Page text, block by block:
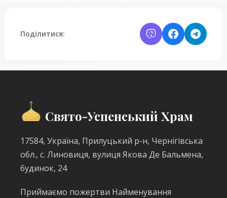
Поділитися:
Свято-Успенський Храм
17584, Україна, Прилуцький р-н, Чернігівська
обл., с. Линовиця, вулиця Якова Де Бальмена,
будинок, 24
Приймаємо пожертви Найменування